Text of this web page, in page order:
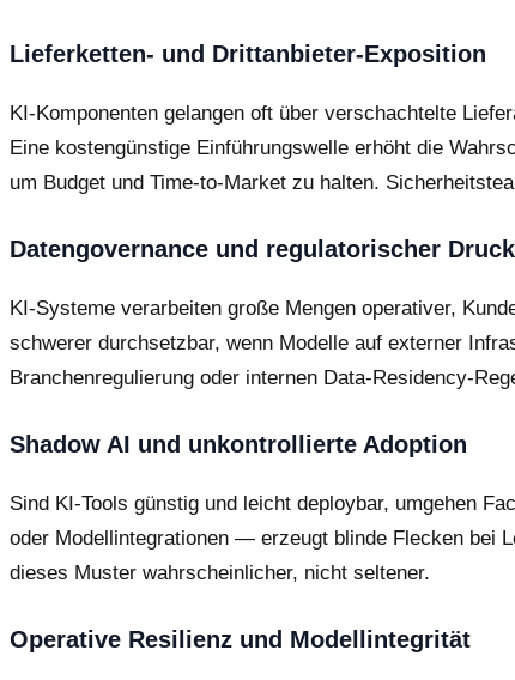
Lieferketten- und Drittanbieter-Exposition
KI-Komponenten gelangen oft über verschachtelte
Eine kostengünstige Einführungswelle erhöht die
um Budget und Time-to-Market zu halten.
Datengovernance und regulatorischer Druck
KI-Systeme verarbeiten große Mengen operativer,
schwerer durchsetzbar, wenn Modelle auf externer
Branchenregulierung oder internen Data-Residency-
Shadow AI und unkontrollierte Adoption
Sind KI-Tools günstig und leicht deploybar, umgehen
oder Modellintegrationen — erzeugt blinde Flecken bei
dieses Muster wahrscheinlicher, nicht seltener.
Operative Resilienz und Modellintegrität